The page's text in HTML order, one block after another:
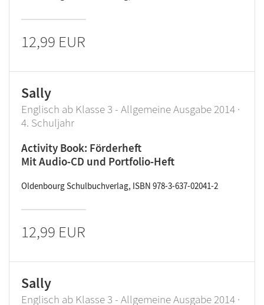
12,99 EUR
Sally
Englisch ab Klasse 3 - Allgemeine Ausgabe 2014 ·
4. Schuljahr
Activity Book: Förderheft
Mit Audio-CD und Portfolio-Heft
Oldenbourg Schulbuchverlag, ISBN 978-3-637-02041-2
12,99 EUR
Sally
Englisch ab Klasse 3 - Allgemeine Ausgabe 2014 ·